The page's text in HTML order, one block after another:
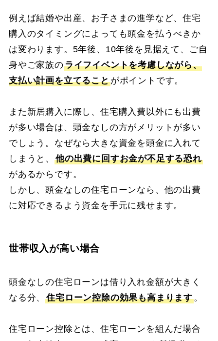
例えば結婚や出産、お子さまの進学など、住宅
購入のタイミングによっても頭金を払うべきか
は変わります。5年後、10年後を見据えて、ご自
身やご家族のライフイベントを考慮しながら、
支払い計画を立てることがポイントです。
また新居購入に際し、住宅購入費以外にも出費
が多い場合は、頭金なしの方がメリットが多い
でしょう。なぜなら大きな資金を頭金に入れて
しまうと、 他の出費に回すお金が不足する恐れ
があるからです。
しかし、頭金なしの住宅ローンなら、他の出費
に対応できるよう資金を手元に残せます。
世帯収入が高い場合
頭金なしの住宅ローンは借り入れ金額が大きく
なる分、住宅ローン控除の効果も高まります。
住宅ローン控除とは、住宅ローンを組んだ場合